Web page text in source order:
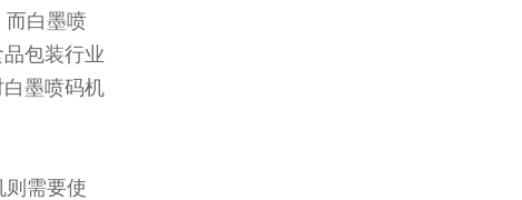
而白墨喷
包装行业
墨喷码机
则需要使